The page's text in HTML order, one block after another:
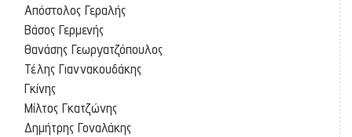
Απόστολος Γεραλής
Βάσος Γερμενής
Θανάσης Γεωργατζόπουλος
Τέλης Γιαννακουδάκης
Γκίνης
Μίλτος Γκατζώνης
Δημήτρης Γοναλάκης